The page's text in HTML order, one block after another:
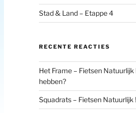
Stad & Land – Etappe 4
RECENTE REACTIES
Het Frame – Fietsen Natuurlijk
hebben?
Squadrats – Fietsen Natuurlijk !